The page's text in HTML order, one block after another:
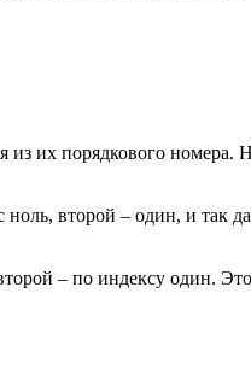
их порядкового номера.
второй – один, и так
– по индексу один.